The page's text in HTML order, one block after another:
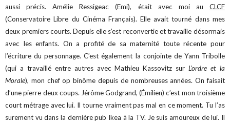
aussi précis.Amélie Ressigeac (Emi), était avec moi au CLCF
(Conservatoire Libre du Cinéma Français). Elle avait tourné dans mes
deux premiers courts. Depuis elle s’est reconvertie et travaille désormais
avec les enfants. On a profité de sa maternité toute récente pour
l’écriture du personnage. C’est également la conjointe de Yann Tribolle
(qui a travaillé entre autres avec Mathieu Kassovitz surL’ordre et la
Morale), mon chef op binôme depuis de nombreuses années. On faisait
d’une pierre deux coups.Jérôme Godgrand, (Émilien) c’est mon troisième
court métrage avec lui. Il tourne vraiment pas mal en ce moment. Tu l’as
surement vu dans la dernière pub Ikea à la TV. Je suis amoureux de lui. Il